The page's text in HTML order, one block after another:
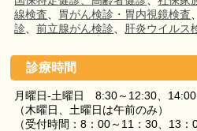
線検査
胃がん検診・胃内視鏡検査
診 、前立腺がん検診 肝炎ウイルス
診療時間
月曜日-土曜日 8:30～12:30、
（木曜日、土曜日は午前のみ）
（受付時間：8：00～11：30、13：